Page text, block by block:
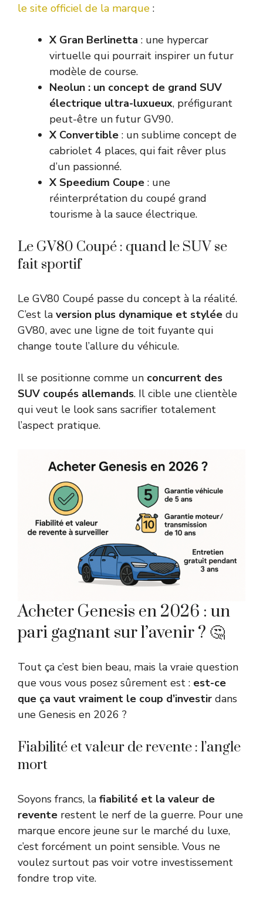
le site officiel de la marque :
X Gran Berlinetta : une hypercar
virtuelle qui pourrait inspirer un futur
modèle de course.
Neolun : un concept de grand SUV
électrique ultra-luxueux, préfigurant
peut-être un futur GV90.
X Convertible : un sublime concept de
cabriolet 4 places, qui fait rêver plus
d’un passionné.
X Speedium Coupe : une
réinterprétation du coupé grand
tourisme à la sauce électrique.
Le GV80 Coupé : quand le SUV se
fait sportif
Le GV80 Coupé passe du concept à la réalité.
C’est la version plus dynamique et stylée du
GV80, avec une ligne de toit fuyante qui
change toute l’allure du véhicule.
Il se positionne comme un concurrent des
SUV coupés allemands. Il cible une clientèle
qui veut le look sans sacrifier totalement
l’aspect pratique.
Acheter Genesis en 2026 : un
pari gagnant sur l’avenir ? 🤔
Tout ça c’est bien beau, mais la vraie question
que vous vous posez sûrement est : est-ce
que ça vaut vraiment le coup d’investir dans
une Genesis en 2026 ?
Fiabilité et valeur de revente : l’angle
mort
Soyons francs, la fiabilité et la valeur de
revente restent le nerf de la guerre. Pour une
marque encore jeune sur le marché du luxe,
c’est forcément un point sensible. Vous ne
voulez surtout pas voir votre investissement
fondre trop vite.